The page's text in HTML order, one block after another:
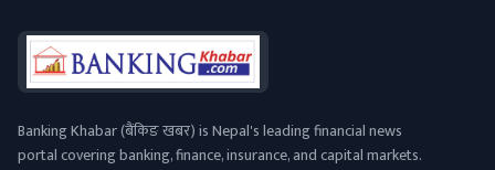
Banking Khabar (बैंकिङ खबर) is Nepal's leading financial news
portal covering banking, finance, insurance, and capital markets.